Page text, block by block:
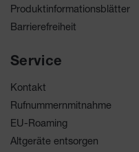
Produktinformationsblätter
Barrierefreiheit
Service
Kontakt
Rufnummernmitnahme
EU-Roaming
Altgeräte entsorgen